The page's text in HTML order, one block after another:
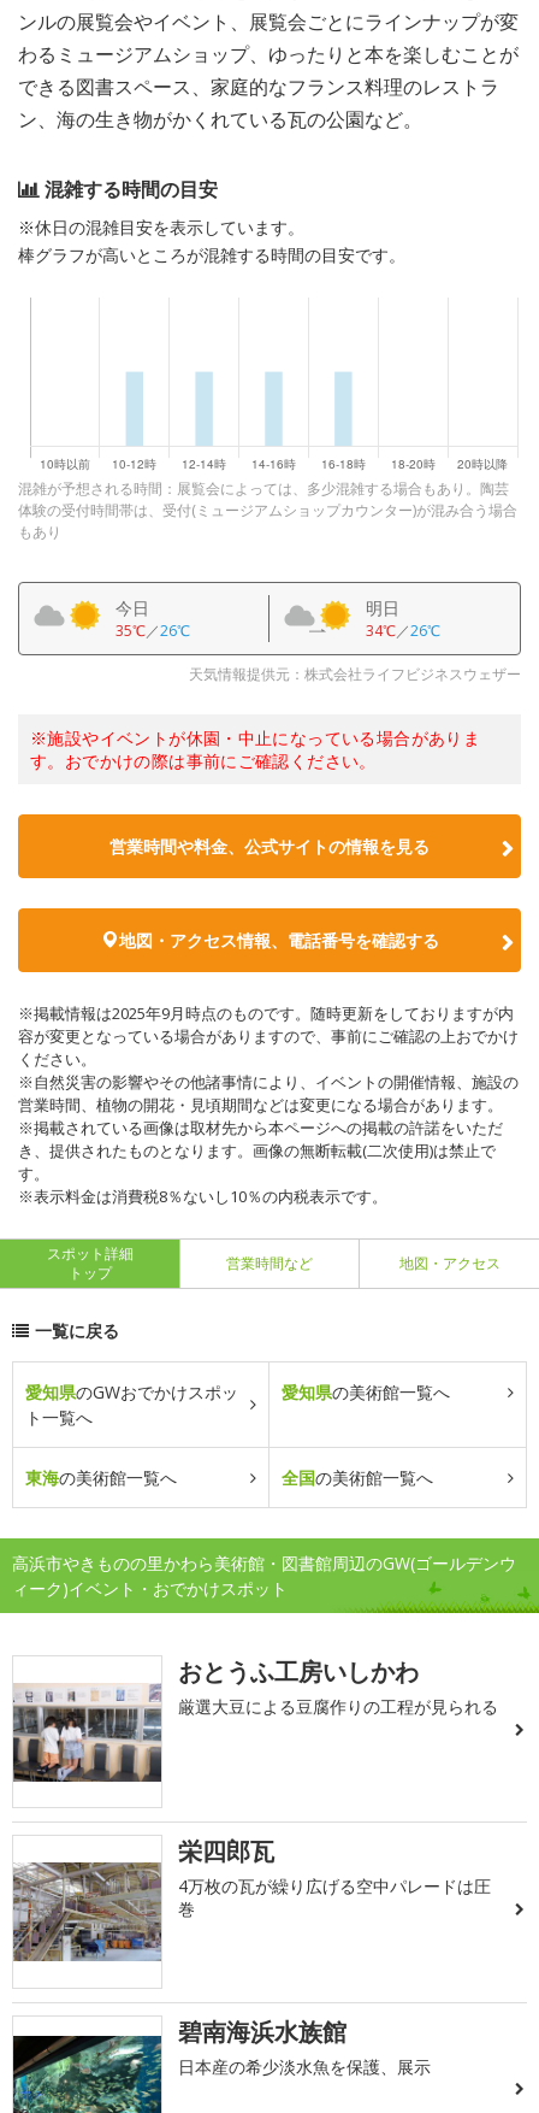
ンルの展覧会やイベント、展覧会ごとにラインナップが変
わるミュージアムショップ、ゆったりと本を楽しむことが
できる図書スペース、家庭的なフランス料理のレストラ
ン、海の生き物がかくれている瓦の公園など。
混雑する時間の目安
※休日の混雑目安を表示しています。
棒グラフが高いところが混雑する時間の目安です。
混雑が予想される時間：展覧会によっては、多少混雑する場合もあり。陶芸
体験の受付時間帯は、受付(ミュージアムショップカウンター)が混み合う場合
もあり
今日
35℃／26℃
明日
34℃／26℃
天気情報提供元：株式会社ライフビジネスウェザー
※施設やイベントが休園・中止になっている場合がありま
す。おでかけの際は事前にご確認ください。
営業時間や料金、公式サイトの情報を見る
地図・アクセス情報、電話番号を確認する
※掲載情報は2025年9月時点のものです。随時更新をしておりますが内
容が変更となっている場合がありますので、事前にご確認の上おでかけ
ください。
※自然災害の影響やその他諸事情により、イベントの開催情報、施設の
営業時間、植物の開花・見頃期間などは変更になる場合があります。
※掲載されている画像は取材先から本ページへの掲載の許諾をいただ
き、提供されたものとなります。画像の無断転載(二次使用)は禁止で
す。
※表示料金は消費税8％ないし10％の内税表示です。
スポット詳細
トップ
営業時間など 地図・アクセス
一覧に戻る
愛知県のGWおでかけスポッ
ト一覧へ
愛知県の美術館一覧へ
東海の美術館一覧へ 全国の美術館一覧へ
高浜市やきものの里かわら美術館・図書館周辺のGW(ゴールデンウ
ィーク)イベント・おでかけスポット
おとうふ工房いしかわ
厳選大豆による豆腐作りの工程が見られる
栄四郎瓦
4万枚の瓦が繰り広げる空中パレードは圧
巻
碧南海浜水族館
日本産の希少淡水魚を保護、展示